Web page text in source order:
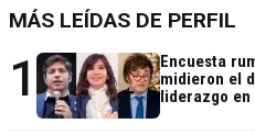
MÁS LEÍDAS DE PERFIL
1
Encuesta
midieron el
liderazgo